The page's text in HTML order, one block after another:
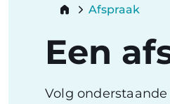
Current:
Afspraak
Een
Volg